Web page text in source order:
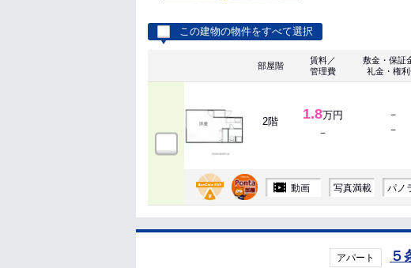
この建物の物件をすべて選択
部屋階
賃料／
管理費
敷金・保証
礼金・権
2階 1.8万円
－
－
－
動画 写真満載 パノ
アパート ５